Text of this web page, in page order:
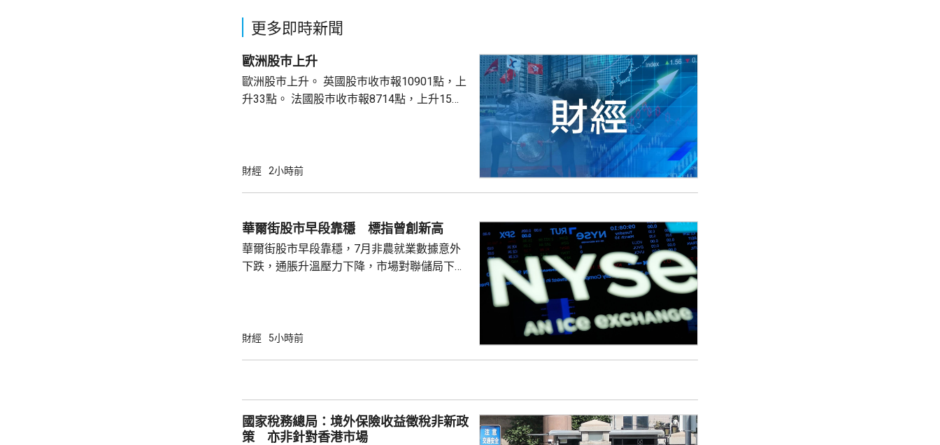
更多即時新聞
歐洲股巿上升
歐洲股巿上升。 英國股巿收巿報10901點，上
升33點。 法國股巿收巿報8714點，上升15
財經 2小時前
華爾街股市早段靠穩 標指曾創新高
華爾街股市早段靠穩，7月非農就業數據意外
下跌，通脹升溫壓力下降，市場對聯儲局下月
53965點，升80點； 標準普爾500指數報7737
財經 5小時前
國家稅務總局：境外保險收益徵稅非新政
策 亦非針對香港市場